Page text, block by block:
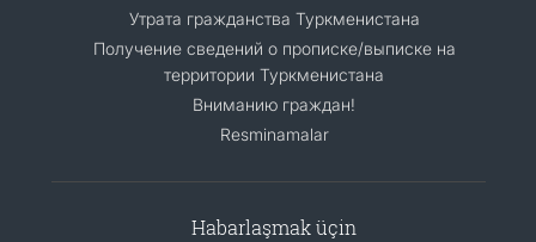
Утрата гражданства Туркменистана
Получение сведений о прописке/выписке на
территории Туркменистана
Вниманию граждан!
Resminamalar
Habarlaşmak üçin